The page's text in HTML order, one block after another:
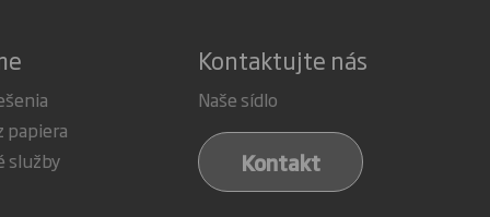
papiera
služby
Kontaktujte nás
Naše sídlo
Kontakt